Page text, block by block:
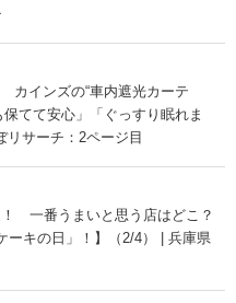
カインズの“車内遮光カーテ
てて安心」「ぐっすり眠れま
リサーチ：2ページ目
一番うまいと思う店はどこ？
ーキの日」！】（2/4） | 兵庫県